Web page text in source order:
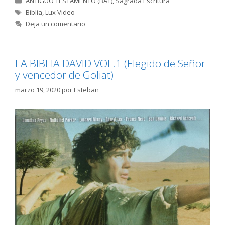
Etiquetas
Biblia,Lux Video
Deja un comentario
LA BIBLIA DAVID VOL.1 (Elegido de Señor
y vencedor de Goliat)
marzo 19, 2020porEsteban